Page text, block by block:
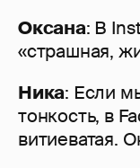
Оксана: В
«страшная,
Ника: Если
тонкость, в
витиеватая.